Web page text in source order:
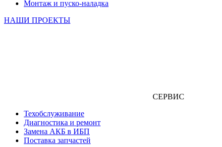
Монтаж и пуско-наладка
НАШИ ПРОЕКТЫ
СЕРВИС
Техобслуживание
Диагностика и ремонт
Замена АКБ в ИБП
Поставка запчастей